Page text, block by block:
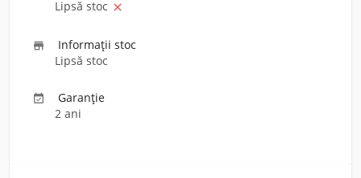
Lipsă stoc 

Informaţii stoc
Lipsă stoc

Garanție
2 ani